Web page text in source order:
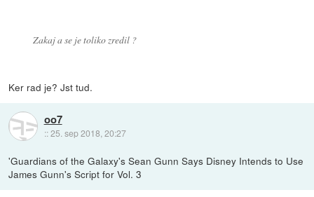
Zakaj a se je toliko zredil ?
Ker rad je? Jst tud.
oo7
::25. sep 2018, 20:27
'Guardians of the Galaxy's Sean Gunn Says Disney Intends to Use
James Gunn's Script for Vol. 3